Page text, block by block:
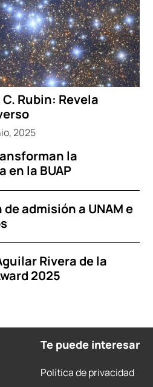
Rubin: Revela
2025
la
en la BUAP
admisión a UNAM e
Rivera de la
2025
Te puede interesar
Política de privacidad